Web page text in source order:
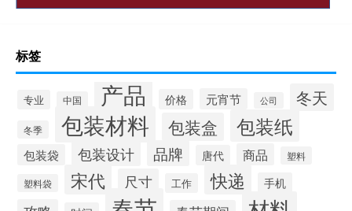
标签
专业 中国 产品 价格 元宵节 公司 冬天
冬季 包装材料 包装盒 包装纸
包装袋 包装设计 品牌 唐代 商品 塑料
塑料袋 宋代 尺寸 工作 快递 手机